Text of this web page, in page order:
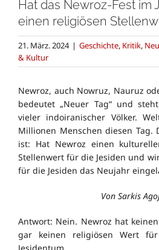
Hat das Newroz-Fest im
einen religiösen
21. März. 2024 | Geschichte, Kritik,
& Kultur
Newroz, auch Nowruz, Nauruz
bedeutet „Neuer Tag“ und
vieler indoiranischer Völker.
Millionen Menschen diesen Tag.
ist: Hat Newroz einen
Stellenwert für die Jesiden und
für die Jesiden das Neujahr
Von Sarkis
Antwort: Nein. Newroz hat
gar keinen religiösen Wert